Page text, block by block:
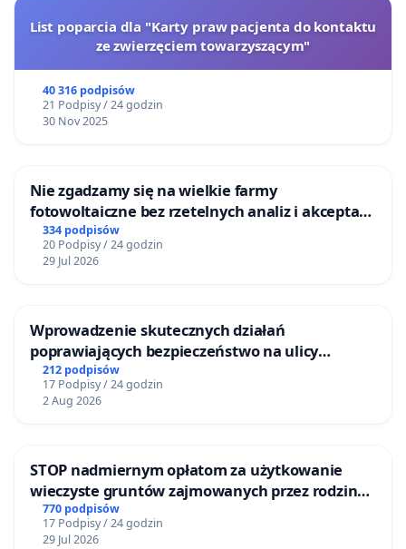
List poparcia dla "Karty praw pacjenta do kontaktu
ze zwierzęciem towarzyszącym"
40 316 podpisów
21 Podpisy / 24 godzin
30 Nov 2025
Nie zgadzamy się na wielkie farmy
fotowoltaiczne bez rzetelnych analiz i akceptacji
mieszkańców
334 podpisów
20 Podpisy / 24 godzin
29 Jul 2026
Wprowadzenie skutecznych działań
poprawiających bezpieczeństwo na ulicy
Żeromskiego w Otwocku
212 podpisów
17 Podpisy / 24 godzin
2 Aug 2026
STOP nadmiernym opłatom za użytkowanie
wieczyste gruntów zajmowanych przez rodzinne
ogrody działkowe.
770 podpisów
17 Podpisy / 24 godzin
29 Jul 2026